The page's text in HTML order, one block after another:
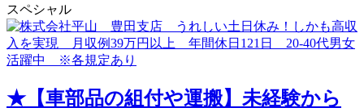
スペシャル
★【車部品の組付や運搬】未経験から